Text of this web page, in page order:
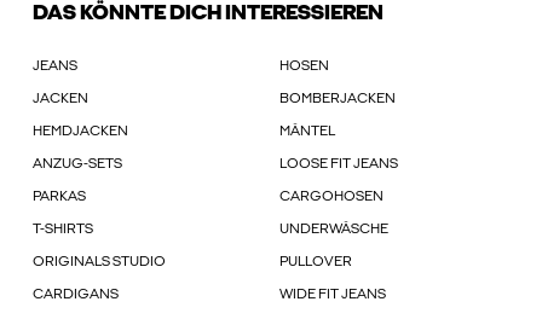
DAS KÖNNTE DICH INTERESSIEREN
JEANS HOSEN
JACKEN BOMBERJACKEN
HEMDJACKEN MÄNTEL
ANZUG-SETS LOOSE FIT JEANS
PARKAS CARGOHOSEN
T-SHIRTS UNDERWÄSCHE
ORIGINALS STUDIO PULLOVER
CARDIGANS WIDE FIT JEANS